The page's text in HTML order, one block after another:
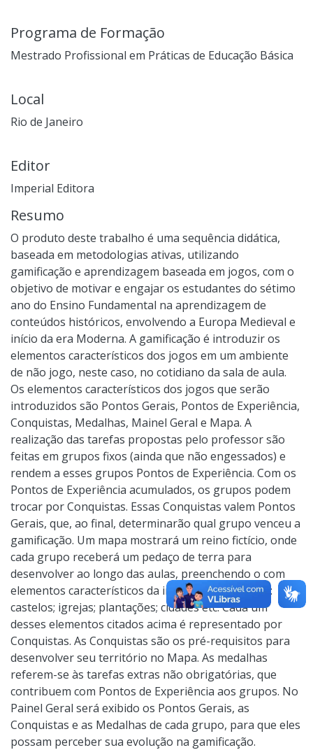
Programa de Formação
Mestrado Profissional em Práticas de Educação Básica
Local
Rio de Janeiro
Editor
Imperial Editora
Resumo
O produto deste trabalho é uma sequência didática,
baseada em metodologias ativas, utilizando
gamificação e aprendizagem baseada em jogos, com o
objetivo de motivar e engajar os estudantes do sétimo
ano do Ensino Fundamental na aprendizagem de
conteúdos históricos, envolvendo a Europa Medieval e
início da era Moderna. A gamificação é introduzir os
elementos característicos dos jogos em um ambiente
de não jogo, neste caso, no cotidiano da sala de aula.
Os elementos característicos dos jogos que serão
introduzidos são Pontos Gerais, Pontos de Experiência,
Conquistas, Medalhas, Mainel Geral e Mapa. A
realização das tarefas propostas pelo professor são
feitas em grupos fixos (ainda que não engessados) e
rendem a esses grupos Pontos de Experiência. Com os
Pontos de Experiência acumulados, os grupos podem
trocar por Conquistas. Essas Conquistas valem Pontos
Gerais, que, ao final, determinarão qual grupo venceu a
gamificação. Um mapa mostrará um reino fictício, onde
cada grupo receberá um pedaço de terra para
desenvolver ao longo das aulas, preenchendo o com
elementos característicos da intervenção humana:
castelos; igrejas; plantações; cidades etc. Cada um
desses elementos citados acima é representado por
Conquistas. As Conquistas são os pré-requisitos para
desenvolver seu território no Mapa. As medalhas
referem-se às tarefas extras não obrigatórias, que
contribuem com Pontos de Experiência aos grupos. No
Painel Geral será exibido os Pontos Gerais, as
Conquistas e as Medalhas de cada grupo, para que eles
possam perceber sua evolução na gamificação.